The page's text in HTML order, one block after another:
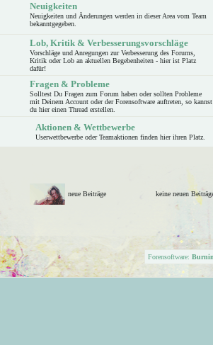
Neuigkeiten
Neuigkeiten und Änderungen werden in dieser Area vom Team
bekanntgegeben.
Lob, Kritik & Verbesserungsvorschläge
Vorschläge und Anregungen zur Verbesserung des Forums,
Kritik oder Lob an aktuellen Begebenheiten - hier ist Platz
dafür!
Fragen & Probleme
Solltest Du Fragen zum Forum haben oder sollten Probleme
mit Deinem Account oder der Forensoftware auftreten, so kannst
du hier einen Thread erstellen.
Aktionen & Wettbewerbe
Userwettbewerbe oder Teamaktionen finden hier ihren Platz.
neue Beiträge keine neuen
Forensoftware: